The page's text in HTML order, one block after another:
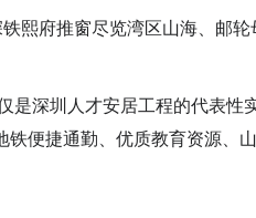
铁熙府推窗尽览湾区山海、邮轮
仅是深圳人才安居工程的代表
铁便捷通勤、优质教育资源、